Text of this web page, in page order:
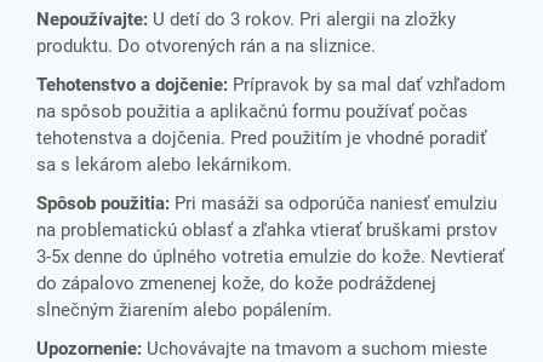
Nepoužívajte: U detí do 3 rokov. Pri alergii na zložky
produktu. Do otvorených rán a na sliznice.
Tehotenstvo a dojčenie: Prípravok by sa mal dať vzhľadom
na spôsob použitia a aplikačnú formu používať počas
tehotenstva a dojčenia. Pred použitím je vhodné poradiť
sa s lekárom alebo lekárnikom.
Spôsob použitia: Pri masáži sa odporúča naniesť emulziu
na problematickú oblasť a zľahka vtierať bruškami prstov
3-5x denne do úplného votretia emulzie do kože. Nevtierať
do zápalovo zmenenej kože, do kože podráždenej
slnečným žiarením alebo popálením.
Upozornenie: Uchovávajte na tmavom a suchom mieste